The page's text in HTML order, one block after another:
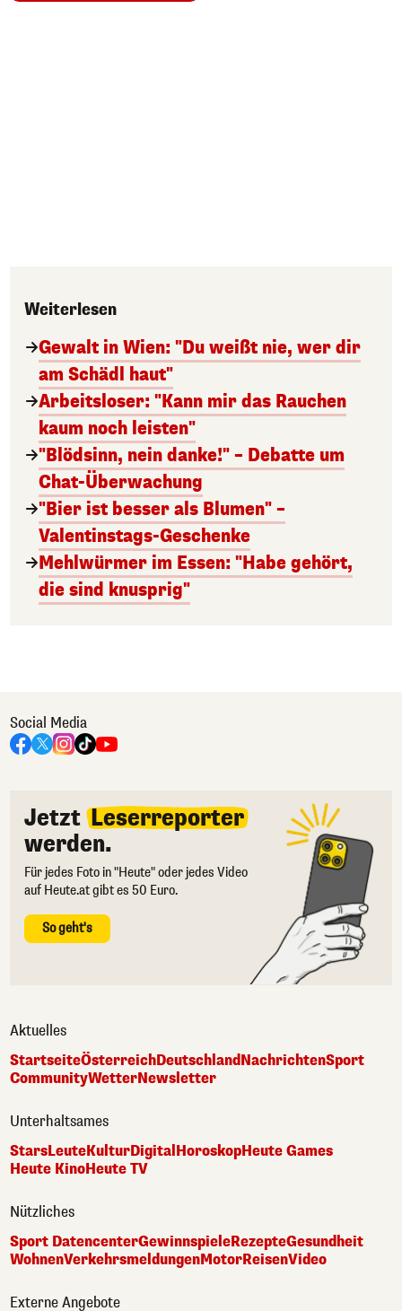
Weiterlesen
Gewalt in Wien: "Du weißt nie, wer dir
am Schädl haut"
Arbeitsloser: "Kann mir das Rauchen
kaum noch leisten"
"Blödsinn, nein danke!" – Debatte um
Chat-Überwachung
"Bier ist besser als Blumen" –
Valentinstags-Geschenke
Mehlwürmer im Essen: "Habe gehört,
die sind knusprig"
Social Media
Jetzt Leserreporter
werden.
Für jedes Foto in "Heute" oder jedes Video
auf Heute.at gibt es 50 Euro.
So geht's
Aktuelles
StartseiteÖsterreichDeutschlandNachrichtenSport
CommunityWetterNewsletter
Unterhaltsames
StarsLeuteKulturDigital HoroskopHeute Games
Heute KinoHeute TV
Nützliches
Sport DatencenterGewinnspieleRezepteGesundheit
WohnenVerkehrsmeldungenMotorReisenVideo
Externe Angebote